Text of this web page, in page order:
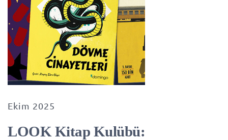
Ekim 2025
LOOK Kitap Kulübü: